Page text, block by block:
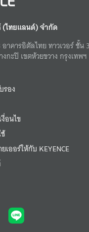
(ไทยแลนด์) จำกัด
าคารอิตัลไทย ทาวเวอร์ ชั้น
กะปิ เขตห้วยขวาง กรุงเทพฯ
รอง
อนไข
เออร์ให้กับ KEYENCE